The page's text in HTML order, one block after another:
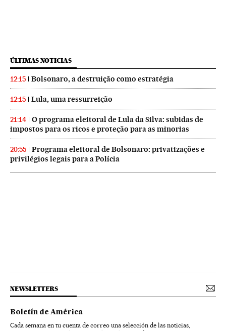
ÚLTIMAS NOTICIAS
12:15 Bolsonaro, a destruição como estratégia
12:15 Lula, uma ressurreição
21:14
O programa eleitoral de Lula da Silva: subidas de
impostos para os ricos e proteção para as minorias
20:55
Programa eleitoral de Bolsonaro: privatizações e
privilégios legais para a Polícia
NEWSLETTERS
Boletín de América
Cada semana en tu cuenta de correo una selección de las noticias,